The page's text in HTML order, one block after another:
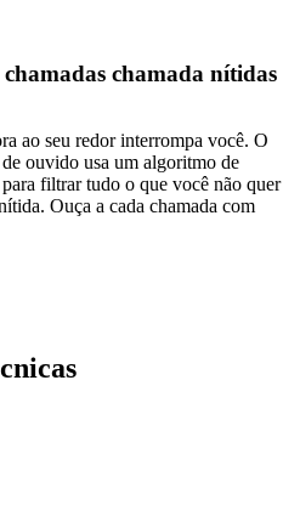
chamada nítidas
ao seu redor interrompa você. O
ouvido usa um algoritmo de
filtrar tudo o que você não quer
Ouça a cada chamada com